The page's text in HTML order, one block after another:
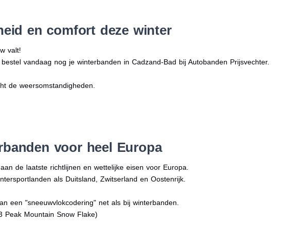
en comfort deze winter
valt!
vandaag nog je winterbanden in Cadzand-Bad bij Autobanden Prijsvechter.
de weersomstandigheden.
voor heel Europa
de laatste richtlijnen en wettelijke eisen voor Europa.
als Duitsland, Zwitserland en Oostenrijk.
een "sneeuwvlokcodering" net als bij winterbanden.
Peak Mountain Snow Flake)